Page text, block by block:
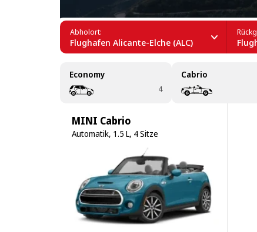
Abholort:
Flughafen Alicante-Elche (ALC)
Economy
4
Cabrio
MINI Cabrio
Automatik, 1.5 L, 4 Sitze